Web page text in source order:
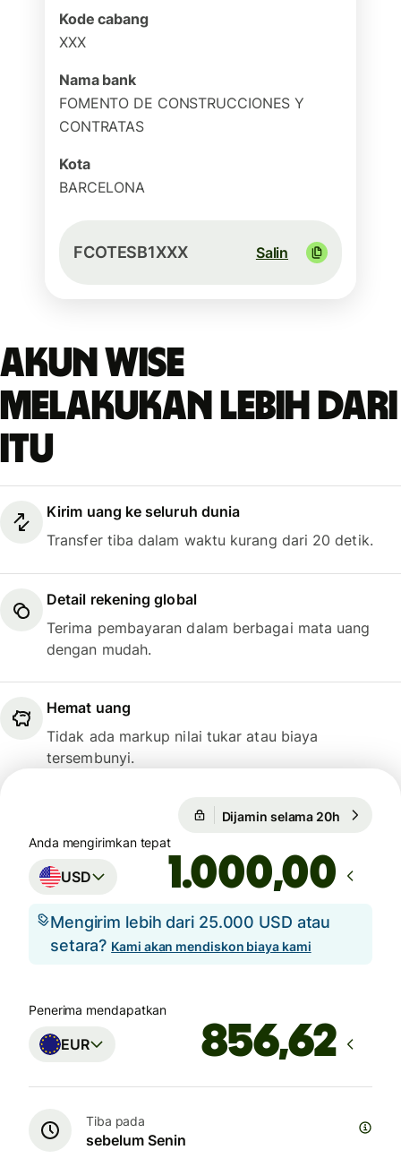
Kode cabang
XXX
Nama bank
FOMENTO DE CONSTRUCCIONES Y
CONTRATAS
Kota
BARCELONA
FCOTESB1XXX Salin
Akun Wise
melakukan lebih dari
itu
Kirim uang ke seluruh dunia
Transfer tiba dalam waktu kurang dari 20 detik.
Detail rekening global
Terima pembayaran dalam berbagai mata uang
dengan mudah.
Hemat uang
Tidak ada markup nilai tukar atau biaya
tersembunyi.
Dijamin selama 20h
Anda mengirimkan tepat
USD ,00
Mengirim lebih dari 25.000 USD atau
setara? Kami akan mendiskon biaya kami
Penerima mendapatkan
EUR
Tiba pada
sebelum Senin